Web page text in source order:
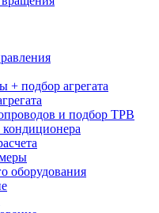
+ подбор агрегата
и подбор ТРВ
кондиционера
оборудования